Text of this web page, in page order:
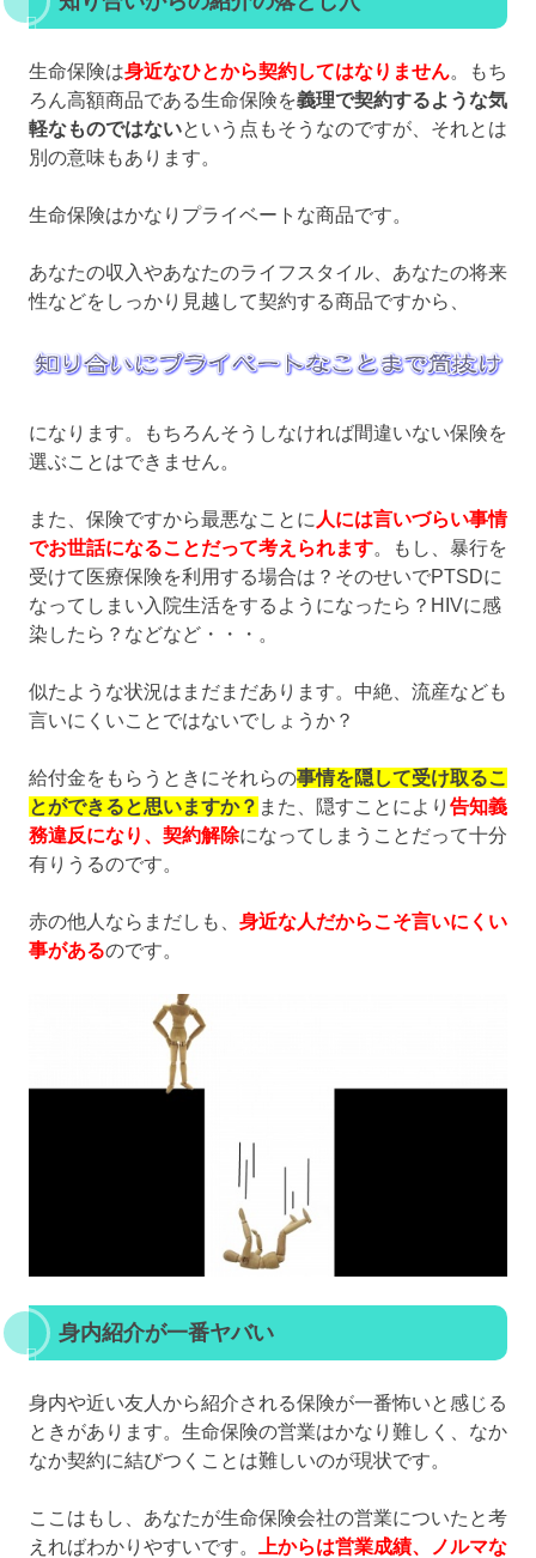
生命保険は身近なひとから契約してはなりません。もち
ろん高額商品である生命保険を義理で契約するような気
軽なものではないという点もそうなのですが、それとは
別の意味もあります。
生命保険はかなりプライベートな商品です。
あなたの収入やあなたのライフスタイル、あなたの将来
性などをしっかり見越して契約する商品ですから、
になります。もちろんそうしなければ間違いない保険を
選ぶことはできません。
また、保険ですから最悪なことに 人には言いづらい事情
でお世話になることだって考えられます。もし、暴行を
受けて医療保険を利用する場合は？そのせいでPTSDに
なってしまい入院生活をするようになったら？HIVに感
染したら？などなど・・・。
似たような状況はまだまだあります。中絶、流産なども
言いにくいことではないでしょうか？
給付金をもらうときにそれらの事情を隠して受け取るこ
とができると思いますか？ また、隠すことにより 告知義
務違反になり、契約解除になってしまうことだって十分
有りうるのです。
赤の他人ならまだしも、 身近な人だからこそ言いにくい
事があるのです。
身内紹介が一番ヤバい
身内や近い友人から紹介される保険が一番怖いと感じる
ときがあります。生命保険の営業はかなり難しく、なか
なか契約に結びつくことは難しいのが現状です。
ここはもし、あなたが生命保険会社の営業についたと考
えればわかりやすいです。
上からは営業成績、ノルマな